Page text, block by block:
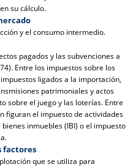
su cálculo.
y el consumo intermedio.
pagados y las subvenciones a
Entre los impuestos sobre los
ligados a la importación,
patrimoniales y actos
sobre el juego y las loterías. Entre
figuran el impuesto de actividades
inmuebles (IBI) o el impuesto
factores
que se utiliza para